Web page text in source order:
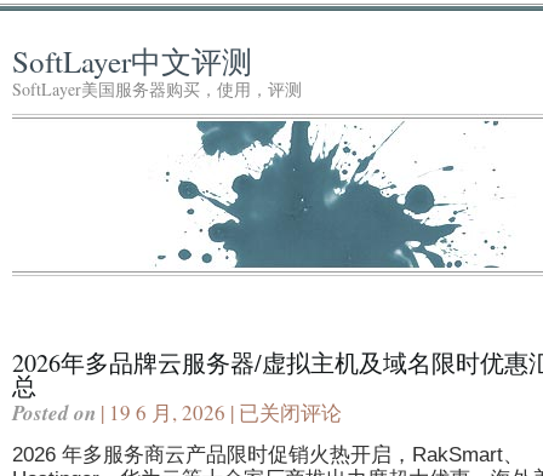
SoftLayer中文评测
SoftLayer美国服务器购买，使用，评测
2026年多品牌云服务器/虚拟主机及域名限时优惠
总
Posted on | 19 6 月, 2026 | 2026
多
已关闭评论
2026 年多服务商云产品限时促销火热开启，RakSmart、